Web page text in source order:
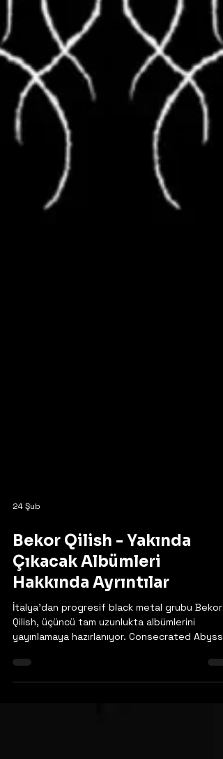
24 Şub
Bekor Qilish - Yakında
Çıkacak Albümleri
Hakkında Ayrıntılar
İtalya'dan progresif black metal grubu Bekor
Qilish, üçüncü tam uzunlukta albümlerini
Of Dread adlı albüm, 27 Mart'ta I, Voidhanger